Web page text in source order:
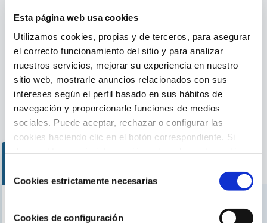
Esta página web usa cookies
Utilizamos cookies, propias y de terceros, para asegurar
el correcto funcionamiento del sitio y para analizar
nuestros servicios, mejorar su experiencia en nuestro
sitio web, mostrarle anuncios relacionados con sus
intereses según el perfil basado en sus hábitos de
navegación y proporcionarle funciones de medios
sociales. Puede aceptar, rechazar o configurar las
cookies haciendo clic en el botón correspondiente. Si
footer de este sitio web.
deCookies estrictamente necesarias
Cookies de configuración
Cloradores salinos
Encuentra nuestro distribuidor más cercano